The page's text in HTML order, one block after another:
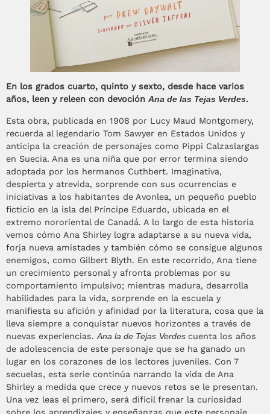
En los grados cuarto, quinto y sexto, desde hace varios
años, leen y releen con devoción Ana de las Tejas Verdes.
Esta obra, publicada en 1908 por Lucy Maud Montgomery,
recuerda al legendario Tom Sawyer en Estados Unidos y
anticipa la creación de personajes como Pippi Calzaslargas
en Suecia. Ana es una niña que por error termina siendo
adoptada por los hermanos Cuthbert. Imaginativa,
despierta y atrevida, sorprende con sus ocurrencias e
iniciativas a los habitantes de Avonlea, un pequeño pueblo
ficticio en la isla del Príncipe Eduardo, ubicada en el
extremo nororiental de Canadá. A lo largo de esta historia
vemos cómo Ana Shirley logra adaptarse a su nueva vida,
forja nueva amistades y también cómo se consigue algunos
enemigos, como Gilbert Blyth. En este recorrido, Ana tiene
un crecimiento personal y afronta problemas por su
comportamiento impulsivo; mientras madura, desarrolla
habilidades para la vida, sorprende en la escuela y
manifiesta su afición y afinidad por la literatura, cosa que la
lleva siempre a conquistar nuevos horizontes a través de
nuevas experiencias. Ana la de Tejas Verdes cuenta los años
de adolescencia de este personaje que se ha ganado un
lugar en los corazones de los lectores juveniles. Con 7
secuelas, esta serie continúa narrando la vida de Ana
Shirley a medida que crece y nuevos retos se le presentan.
Una vez leas el primero, será difícil frenar la curiosidad